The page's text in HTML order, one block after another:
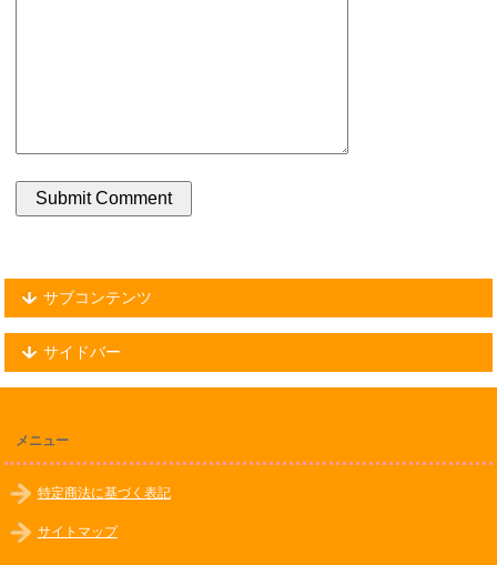
サブコンテンツ
サイドバー
メニュー
特定商法に基づく表記
サイトマップ